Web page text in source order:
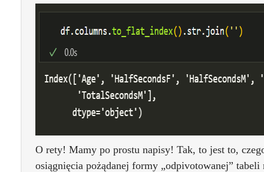
O rety! Mamy po prostu napisy! Tak, to jest to,
osiągnięcia pożądanej formy „odpivotowanej”